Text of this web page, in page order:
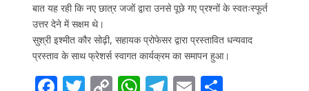
बात यह रही कि नए छात्र जजों द्वारा उनसे पूछे गए प्रश्नों के स्वतःस्फूर्त
उत्तर देने में सक्षम थे।
सुश्री इश्मीत कौर सोढ़ी, सहायक प्रोफेसर द्वारा प्रस्तावित धन्यवाद
प्रस्ताव के साथ फ्रेशर्स स्वागत कार्यक्रम का समापन हुआ।